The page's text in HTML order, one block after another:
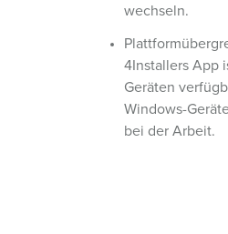
wechseln.
4Installers App
Geräten
Windows-
bei der Arbeit.